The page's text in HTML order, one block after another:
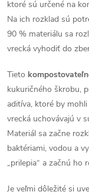
k
y
v
ý
p
i
s
u
ktoré sú určené na
Na ich rozklad sú
90 % materiálu sa
vrecká vyhodiť do
Tieto
kukuričného škrobu,
aditíva, ktoré by
vrecká uchovávajú v
Materiál sa začne
baktériami, vodou a
„prilepia“ a začnú ho
Je veľmi dôležité si